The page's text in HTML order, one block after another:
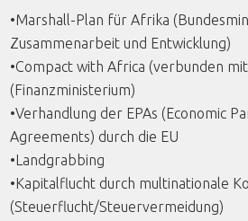
•Marshall-Plan für Afrika
Zusammenarbeit und Entwicklung)
•Compact with Africa (verbunden
(Finanzministerium)
•Verhandlung der EPAs (Economic
Agreements) durch die EU
•Landgrabbing
•Kapitalflucht durch multinationale
(Steuerflucht/Steuervermeidung)